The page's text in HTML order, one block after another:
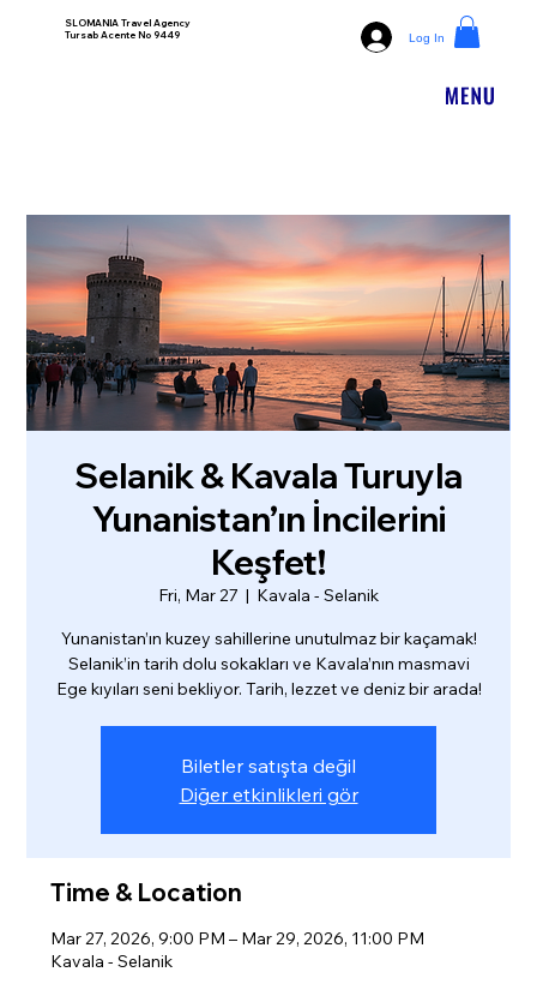
SLOMANIA Travel Agency
Tursab Acente No 9449
Log In
Selanik & Kavala Turuyla
Yunanistan’ın İncilerini
Keşfet!
Fri, Mar 27
  |
Kavala - Selanik
Yunanistan’ın kuzey sahillerine unutulmaz bir kaçamak!
Selanik’in tarih dolu sokakları ve Kavala’nın masmavi
Ege kıyıları seni bekliyor. Tarih, lezzet ve deniz bir arada!
Biletler satışta değil
Diğer etkinlikleri gör
Time & Location
Mar 27, 2026, 9:00 PM – Mar 29, 2026, 11:00 PM
Kavala - Selanik